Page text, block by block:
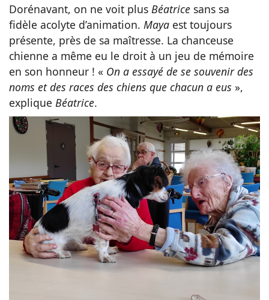
Dorénavant, on ne voit plus Béatrice sans sa
fidèle acolyte d’animation. Maya est toujours
présente, près de sa maîtresse. La chanceuse
chienne a même eu le droit à un jeu de mémoire
en son honneur ! « On a essayé de se souvenir des
noms et des races des chiens que chacun a eus »,
explique Béatrice.